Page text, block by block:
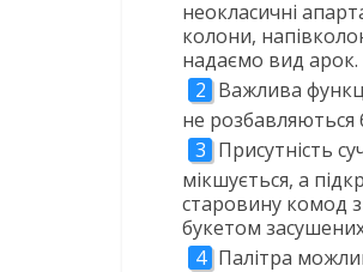
неокласичні
колони,
надаємо вид арок.
Важлива
не розбавляються
Присутність
мікшується, а
старовину комод
букетом
Палітра